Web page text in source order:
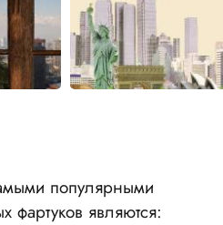
популярными
фартуков являются: